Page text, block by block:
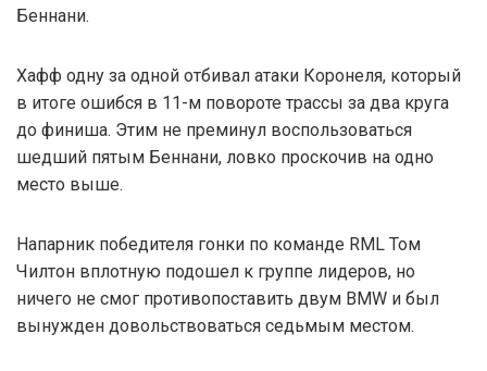
Беннани.
Хафф одну за одной отбивал атаки Коронеля, который
в итоге ошибся в 11-м повороте трассы за два круга
до финиша. Этим не преминул воспользоваться
шедший пятым Беннани, ловко проскочив на одно
место выше.
Напарник победителя гонки по команде RML Том
Чилтон вплотную подошел к группе лидеров, но
ничего не смог противопоставить двум BMW и был
вынужден довольствоваться седьмым местом.